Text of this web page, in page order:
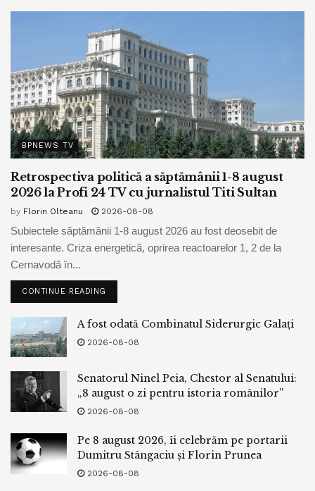
BPNEWS TV
Retrospectiva politică a săptămânii 1-8 august
2026 la Profi 24 TV cu jurnalistul Titi Sultan
by Florin Olteanu 2026-08-08
Subiectele săptămânii 1-8 august 2026 au fost deosebit de
interesante. Criza energetică, oprirea reactoarelor 1, 2 de la
Cernavodă în...
CONTINUE READING
A fost odată Combinatul Siderurgic Galați
2026-08-08
Senatorul Ninel Peia, Chestor al Senatului:
„8 august o zi pentru istoria românilor”
2026-08-08
Pe 8 august 2026, îi celebrăm pe portarii
Dumitru Stângaciu și Florin Prunea
2026-08-08